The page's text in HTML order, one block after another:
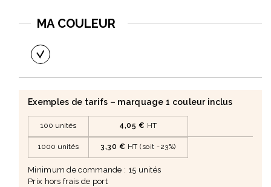
• Carte et sachet personnalisables
• Sachets cousus à la main
• Fabrication française artisanale
• 1 carte personnalisée avec sachet de thé à infuser
🎯 Idéal pour
• Remerciements clients
• Invitations et événements
• Prospection commerciale
Exemples de tarifs – marquage 1 couleur inclus
100 unités 4,05 € HT
1000 unités 3,30 € HT (soit -23%)
Minimum de commande : 15 unités
Prix hors frais de port
MA COULEUR